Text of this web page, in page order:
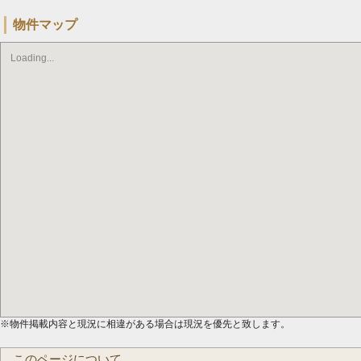
物件マップ
Loading...
※物件掲載内容と現況に相違がある場合は現況を優先と致します。